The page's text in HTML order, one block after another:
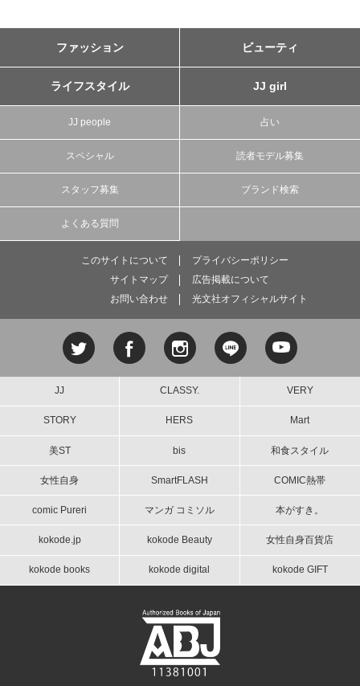
ファッション ビューティ
ライフスタイル JJ girl
JJ people 占い
スペシャル 読者モデル募集
スタッフ募集 ブランド検索
よくある質問
このサイトについて
プライバシーポリシー
サイトマップ
広告掲載について
お問い合わせ
光文社オフィシャルサイト
JJ CLASSY. VERY
STORY HERS Mart
美ST bis 和食スタイル
女性自身 SmartFLASH COMIC熱帯
comic Pureri マンガ コミソル 本がすき。
kokode.jp kokode Beauty 女性自身百貨店
kokode books kokode digital kokode GIFT